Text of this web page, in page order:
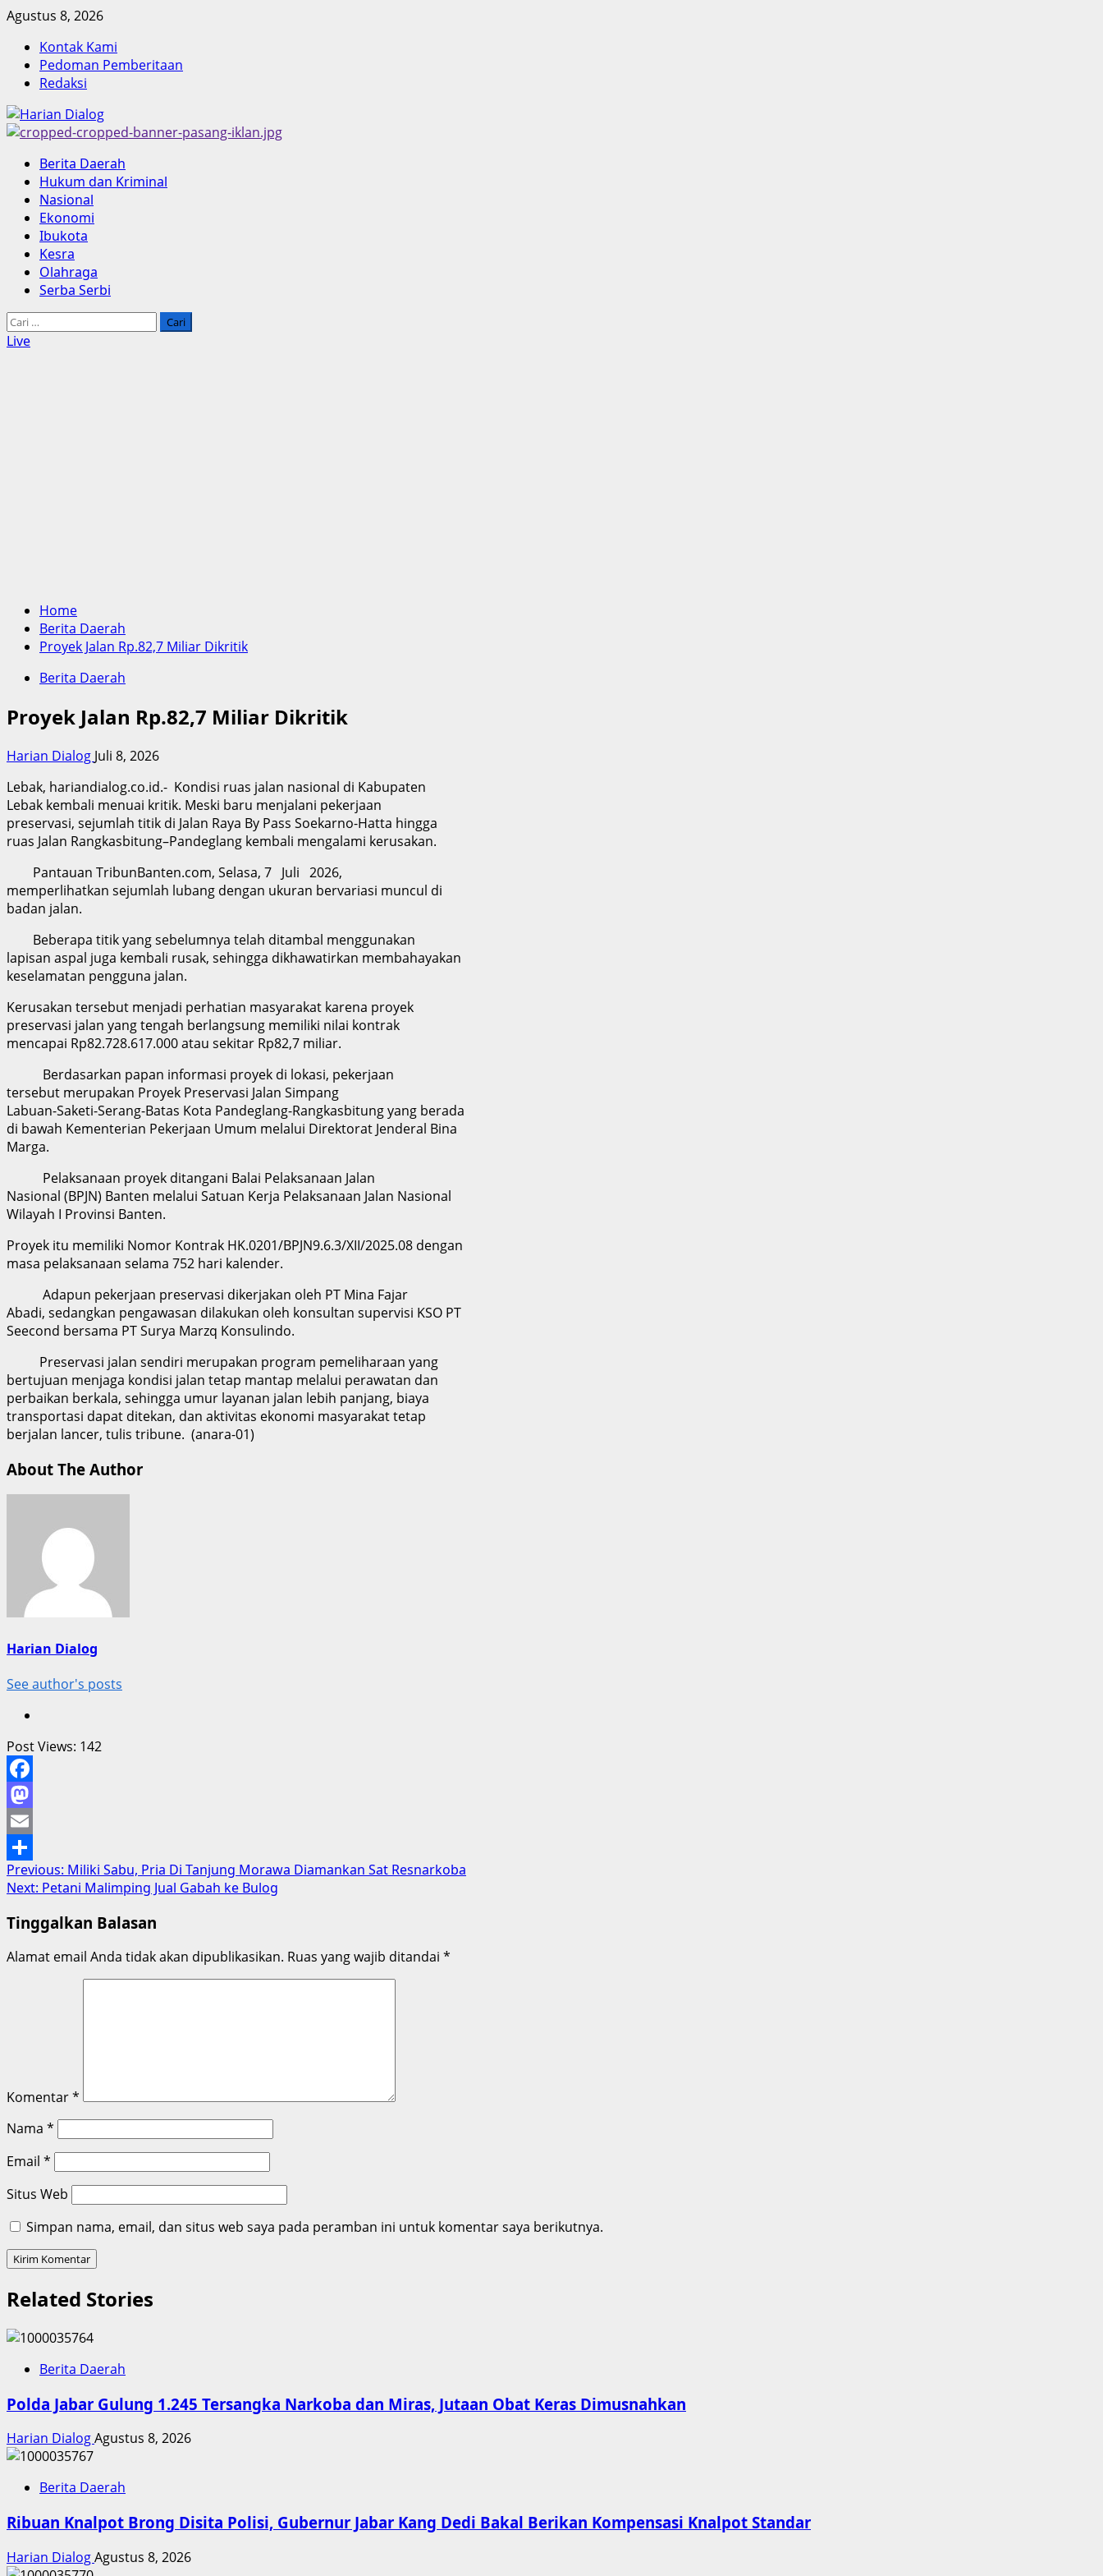
Skip
content
Agustus 8, 2026
Kontak Kami
Pedoman Pemberitaan
Redaksi
Primary
Menu
Berita Daerah
Hukum dan Kriminal
Nasional
Ekonomi
Ibukota
Kesra
Olahraga
Serba Serbi
Cari
untuk:
Live
Home
Berita Daerah
Proyek Jalan Rp.82,7 Miliar Dikritik
Berita Daerah
Proyek Jalan Rp.82,7 Miliar Dikritik
Harian Dialog Juli 8, 2026
Lebak, hariandialog.co.id.- Kondisi ruas jalan nasional di Kabupaten
Lebak kembali menuai kritik. Meski baru menjalani pekerjaan
preservasi, sejumlah titik di Jalan Raya By Pass Soekarno-Hatta hingga
ruas Jalan Rangkasbitung–Pandeglang kembali mengalami kerusakan.
Pantauan TribunBanten.com, Selasa, 7 Juli 2026,
memperlihatkan sejumlah lubang dengan ukuran bervariasi muncul di
badan jalan.
Beberapa titik yang sebelumnya telah ditambal menggunakan
lapisan aspal juga kembali rusak, sehingga dikhawatirkan membahayakan
keselamatan pengguna jalan.
Kerusakan tersebut menjadi perhatian masyarakat karena proyek
preservasi jalan yang tengah berlangsung memiliki nilai kontrak
mencapai Rp82.728.617.000 atau sekitar Rp82,7 miliar.
Berdasarkan papan informasi proyek di lokasi, pekerjaan
tersebut merupakan Proyek Preservasi Jalan Simpang
Labuan-Saketi-Serang-Batas Kota Pandeglang-Rangkasbitung yang berada
di bawah Kementerian Pekerjaan Umum melalui Direktorat Jenderal Bina
Marga.
Pelaksanaan proyek ditangani Balai Pelaksanaan Jalan
Nasional (BPJN) Banten melalui Satuan Kerja Pelaksanaan Jalan Nasional
Wilayah I Provinsi Banten.
Proyek itu memiliki Nomor Kontrak HK.0201/BPJN9.6.3/XII/2025.08 dengan
masa pelaksanaan selama 752 hari kalender.
Adapun pekerjaan preservasi dikerjakan oleh PT Mina Fajar
Abadi, sedangkan pengawasan dilakukan oleh konsultan supervisi KSO PT
Seecond bersama PT Surya Marzq Konsulindo.
Preservasi jalan sendiri merupakan program pemeliharaan yang
bertujuan menjaga kondisi jalan tetap mantap melalui perawatan dan
perbaikan berkala, sehingga umur layanan jalan lebih panjang, biaya
transportasi dapat ditekan, dan aktivitas ekonomi masyarakat tetap
berjalan lancer, tulis tribune. (anara-01)
About The Author
Harian Dialog
See author's posts
Post Views: 142
Facebook
Mastodon
Email
Share
Post
navigation
Previous: Miliki Sabu, Pria Di Tanjung Morawa Diamankan Sat Resnarkoba
Next: Petani Malimping Jual Gabah ke Bulog
Tinggalkan Balasan
Alamat email Anda tidak akan dipublikasikan. Ruas yang wajib ditandai *
Komentar*
Nama *
Email *
Situs Web
Simpan nama, email, dan situs web saya pada peramban ini untuk komentar saya berikutnya.
Related Stories
Berita Daerah
Polda Jabar Gulung 1.245 Tersangka Narkoba dan Miras, Jutaan Obat Keras Dimusnahkan
Harian DialogAgustus 8, 2026
Berita Daerah
Ribuan Knalpot Brong Disita Polisi, Gubernur Jabar Kang Dedi Bakal Berikan Kompensasi Knalpot Standar
Harian DialogAgustus 8, 2026